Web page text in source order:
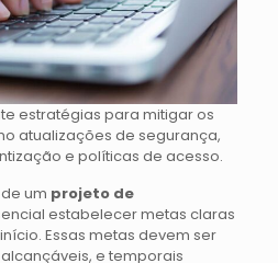
estratégias para mitigar os
atualizações de segurança,
e políticas de acesso.
um projeto de
estabelecer metas claras
Essas metas devem ser
e temporais